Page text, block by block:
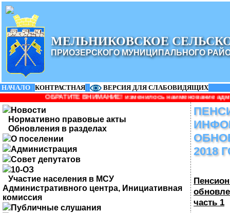
МЕЛЬНИКОВСКОЕ
ПРИОЗЕРСКОГО МУНИЦИПАЛЬНОГО
НАЧАЛО | КОНТРАСТНАЯ |
ВЕРСИЯ ДЛЯ СЛАБОВИДЯЩИХ
ВНИМАНИЕ! изменилось наименование администрации:
Новости
Нормативно правовые акты
Обновления в разделах
О поселении
Администрация
Совет депутатов
10-ОЗ
Участие населения в МСУ
Административного центра, Инициативная
комиссия
Публичные слушания
2018
часть 1